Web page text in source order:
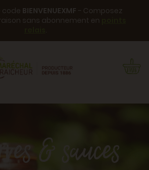
code BIENVENUEXMF - Composez
sans abonnement en
.
& sauces